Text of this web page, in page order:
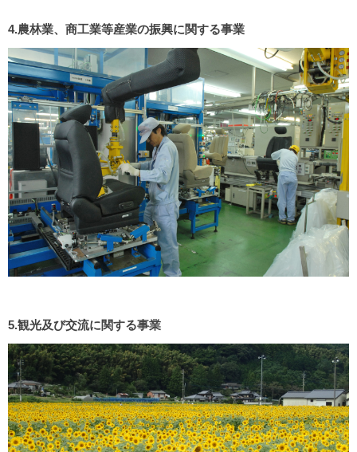
4.農林業、商工業等産業の振興に関する事業
5.観光及び交流に関する事業